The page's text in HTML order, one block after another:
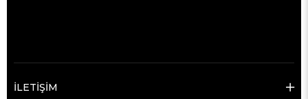
İLETİŞİM